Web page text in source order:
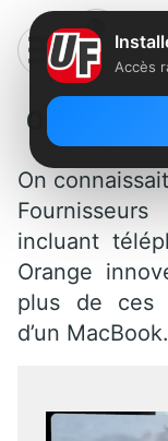
Orange
On
incluant
Orange
plus de ces
d’un MacBook.
Accès